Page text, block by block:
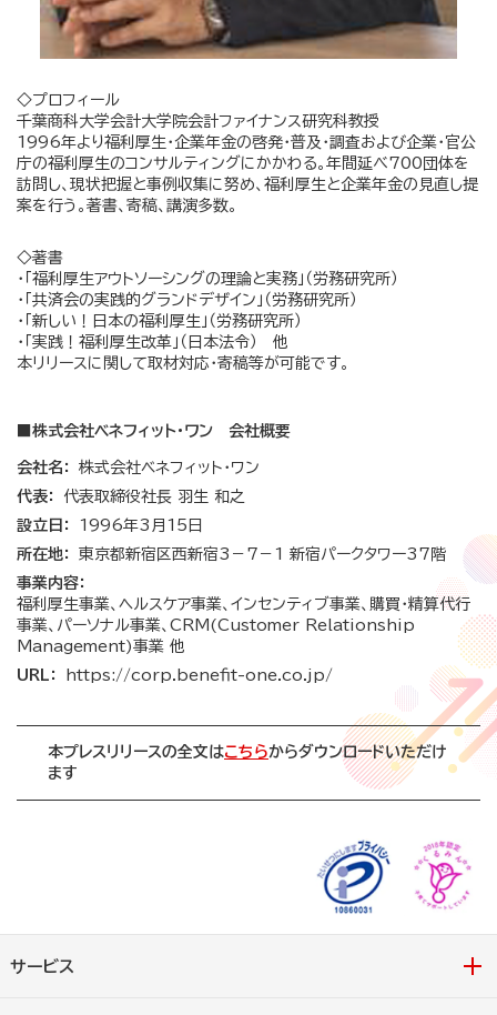
◇プロフィール
千葉商科大学会計大学院会計ファイナンス研究科教授
1996年より福利厚生・企業年金の啓発・普及・調査および企業・官公
庁の福利厚生のコンサルティングにかかわる。年間延べ700団体を
訪問し、現状把握と事例収集に努め、福利厚生と企業年金の見直し提
案を行う。著書、寄稿、講演多数。
◇著書
・「福利厚生アウトソーシングの理論と実務」（労務研究所）
・「共済会の実践的グランドデザイン」（労務研究所）
・「新しい！日本の福利厚生」（労務研究所）
・「実践！福利厚生改革」（日本法令） 他
本リリースに関して取材対応・寄稿等が可能です。
■株式会社ベネフィット・ワン 会社概要
会社名：
株式会社ベネフィット・ワン
代表：
代表取締役社長 羽生 和之
設立日：
1996年3月15日
所在地：
東京都新宿区西新宿3－7－1 新宿パークタワー37階
事業内容：
福利厚生事業、ヘルスケア事業、インセンティブ事業、購買・精算代行
事業、パーソナル事業、CRM(Customer Relationship
Management)事業 他
URL：
https://corp.benefit-one.co.jp/
本プレスリリースの全文はこちらからダウンロードいただけ
ます
サービス